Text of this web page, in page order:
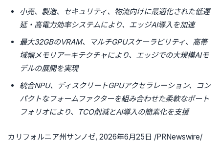
小売、製造、セキュリティ、物流向けに最適化された低遅
延・高電力効率システムにより、エッジAI導入を加速
最大32GBのVRAM、マルチGPUスケーラビリティ、高帯
域幅メモリアーキテクチャにより、エッジでの大規模AIモ
デルの展開を実現
統合NPU、ディスクリートGPUアクセラレーション、コン
パクトなフォームファクターを組み合わせた柔軟なポート
フォリオにより、TCO削減とAI導入の簡素化を支援
カリフォルニア州サンノゼ, 2026年6月25日 /PRNewswire/